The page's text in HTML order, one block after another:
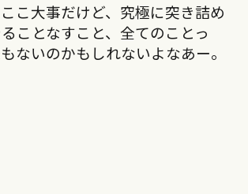
こ大事だけど、究極に突き詰め
ことなすこと、全てのことっ
ないのかもしれないよなあー。